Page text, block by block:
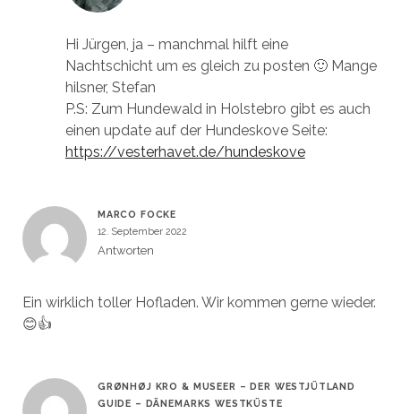
Hi Jürgen, ja – manchmal hilft eine
Nachtschicht um es gleich zu posten 🙂 Mange
hilsner, Stefan
P.S: Zum Hundewald in Holstebro gibt es auch
einen update auf der Hundeskove Seite:
https://vesterhavet.de/hundeskove
MARCO FOCKE
12. September 2022
Antworten
Ein wirklich toller Hofladen. Wir kommen gerne wieder.
😊👍
GRØNHØJ KRO & MUSEER – DER WESTJÜTLAND
GUIDE – DÄNEMARKS WESTKÜSTE